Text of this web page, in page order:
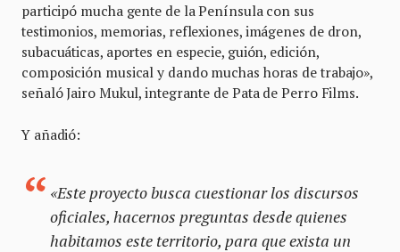
participó mucha gente de la Península con sus
testimonios, memorias, reflexiones, imágenes de dron,
subacuáticas, aportes en especie, guión, edición,
composición musical y dando muchas horas de trabajo»,
señaló Jairo Mukul, integrante de Pata de Perro Films.
Y añadió:
«Este proyecto busca cuestionar los discursos
oficiales, hacernos preguntas desde quienes
habitamos este territorio, para que exista un